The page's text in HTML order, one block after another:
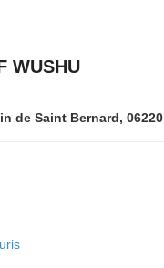
WUSHU
de Saint Bernard, 06220